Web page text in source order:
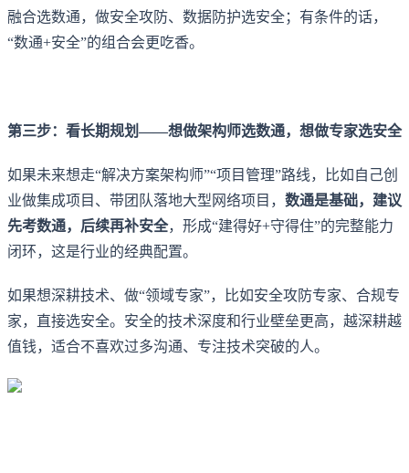
融合选数通，做安全攻防、数据防护选安全；有条件的话，
“数通+安全”的组合会更吃香。
第三步：看长期规划——想做架构师选数通，想做专家选安全
如果未来想走“解决方案架构师”“项目管理”路线，比如自己创
业做集成项目、带团队落地大型网络项目， 数通是基础，建议
先考数通，后续再补安全，形成“建得好+守得住”的完整能力
闭环，这是行业的经典配置。
如果想深耕技术、做“领域专家”，比如安全攻防专家、合规专
家，直接选安全。安全的技术深度和行业壁垒更高，越深耕越
值钱，适合不喜欢过多沟通、专注技术突破的人。